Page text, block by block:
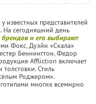
известных представителей
На сегодняшний день
и его выбирают
Фокс, Дуэйн «Скала»
Беннингтон, Федор
Affliction включает
Стиль
Роджером».
многих всемирно